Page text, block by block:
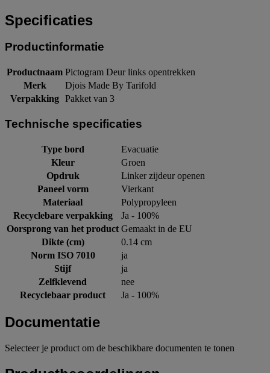
Specificaties
Productinformatie
Productnaam Pictogram Deur links opentrekken
Merk
Djois Made By Tarifold
Verpakking Pakket van 3
Technische specificaties
Type bord
Evacuatie
Kleur
Groen
Opdruk
Linker zijdeur openen
Paneel vorm
Vierkant
Materiaal
Polypropyleen
Recyclebare verpakking
Ja - 100%
Oorsprong van het product Gemaakt in de EU
Dikte (cm)
0.14 cm
Norm ISO 7010
ja
Stijf
ja
Zelfklevend
nee
Recyclebaar product
Ja - 100%
Documentatie
Selecteer je product om de beschikbare documenten te tonen